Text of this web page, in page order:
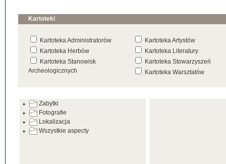
Kartoteki
Kartoteka Administratorów
Kartoteka Artystów
Kartoteka Herbów
Kartoteka Literatury
Kartoteka Stanowisk
Archeologicznych
Kartoteka Stowarzyszeń
Kartoteka Warsztatów
Zabytki
Fotografie
Lokalizacja
Wszystkie aspecty